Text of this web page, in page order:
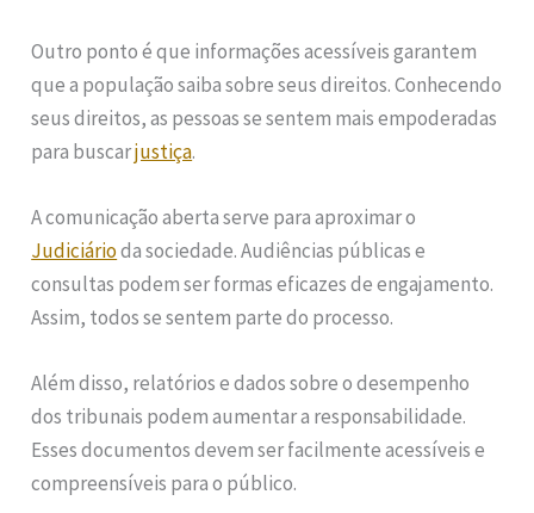
Outro ponto é que informações acessíveis garantem
que a população saiba sobre seus direitos. Conhecendo
seus direitos, as pessoas se sentem mais empoderadas
para buscarjustiça.
A comunicação aberta serve para aproximar o
Judiciárioda sociedade. Audiências públicas e
consultas podem ser formas eficazes de engajamento.
Assim, todos se sentem parte do processo.
Além disso, relatórios e dados sobre o desempenho
dos tribunais podem aumentar a responsabilidade.
Esses documentos devem ser facilmente acessíveis e
compreensíveis para o público.